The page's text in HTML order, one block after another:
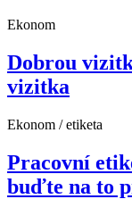
Ekonom
Dobrou
vizitka
Ekonom / etiketa
Pracovní
buďte na to